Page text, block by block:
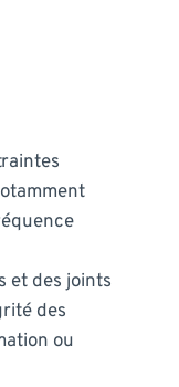
et des joints
des
ou